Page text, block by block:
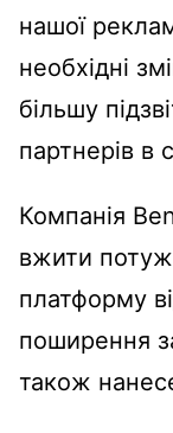
нашої
необхідні
більшу
партнерів в
Компанія
вжити
платформу
поширення
також